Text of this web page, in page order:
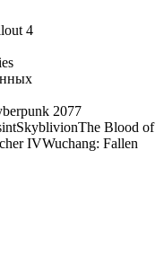
4
2077
SkyblivionThe Blood of
IVWuchang: Fallen